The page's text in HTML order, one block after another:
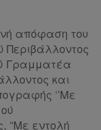
απόφαση του
Περιβάλλοντος
Γραμματέα
και
‘’Με
“Με εντολή